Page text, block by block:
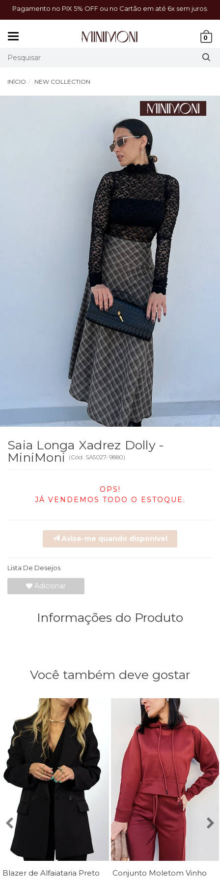
Pagamento no PIX 5% OFF ou no Cartão em até 6x sem juros.
0
INÍCIO NEW COLLECTION
Saia Longa Xadrez Dolly -
MiniMoni
(Cód. SA5027-9880)
OPS!
JÁ VENDEMOS TODO O ESTOQUE.
Avise-me quando disponível
Lista De Desejos
Adicionar
Informações do Produto
Você também deve gostar